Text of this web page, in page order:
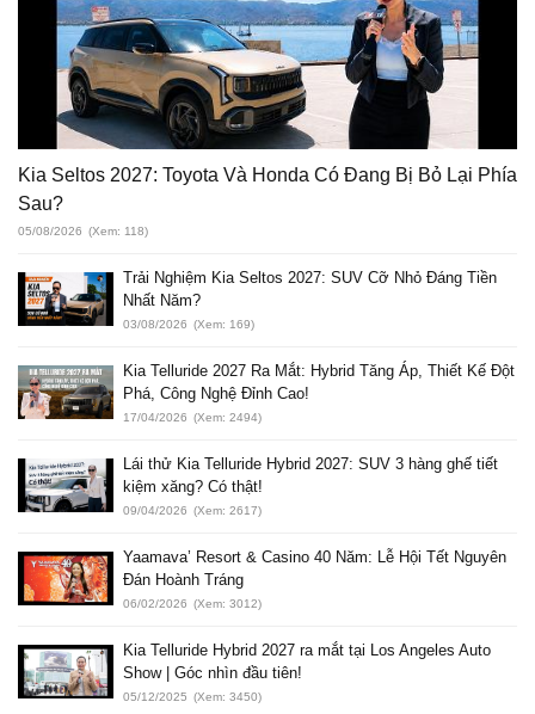
Kia Seltos 2027: Toyota Và Honda Có Đang Bị Bỏ Lại Phía
Sau?
05/08/2026 (Xem: 118)
Trải Nghiệm Kia Seltos 2027: SUV Cỡ Nhỏ Đáng Tiền
Nhất Năm?
03/08/2026 (Xem: 169)
Kia Telluride 2027 Ra Mắt: Hybrid Tăng Áp, Thiết Kế Đột
Phá, Công Nghệ Đỉnh Cao!
17/04/2026 (Xem: 2494)
Lái thử Kia Telluride Hybrid 2027: SUV 3 hàng ghế tiết
kiệm xăng? Có thật!
09/04/2026 (Xem: 2617)
Yaamava’ Resort & Casino 40 Năm: Lễ Hội Tết Nguyên
Đán Hoành Tráng
06/02/2026 (Xem: 3012)
Kia Telluride Hybrid 2027 ra mắt tại Los Angeles Auto
Show | Góc nhìn đầu tiên!
05/12/2025 (Xem: 3450)